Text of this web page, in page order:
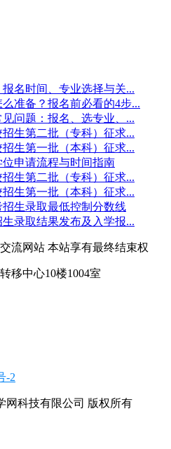
名时间、专业选择与关...
准备？报名前必看的4步...
问题：报名、选专业、...
生第二批（专科）征求...
生第一批（本科）征求...
申请流程与时间指南
生第二批（专科）征求...
生第一批（本科）征求...
生录取最低控制分数线
录取结果发布及入学报...
流网站 本站享有最终结束权
移中心10楼1004室
-2
网科技有限公司 版权所有